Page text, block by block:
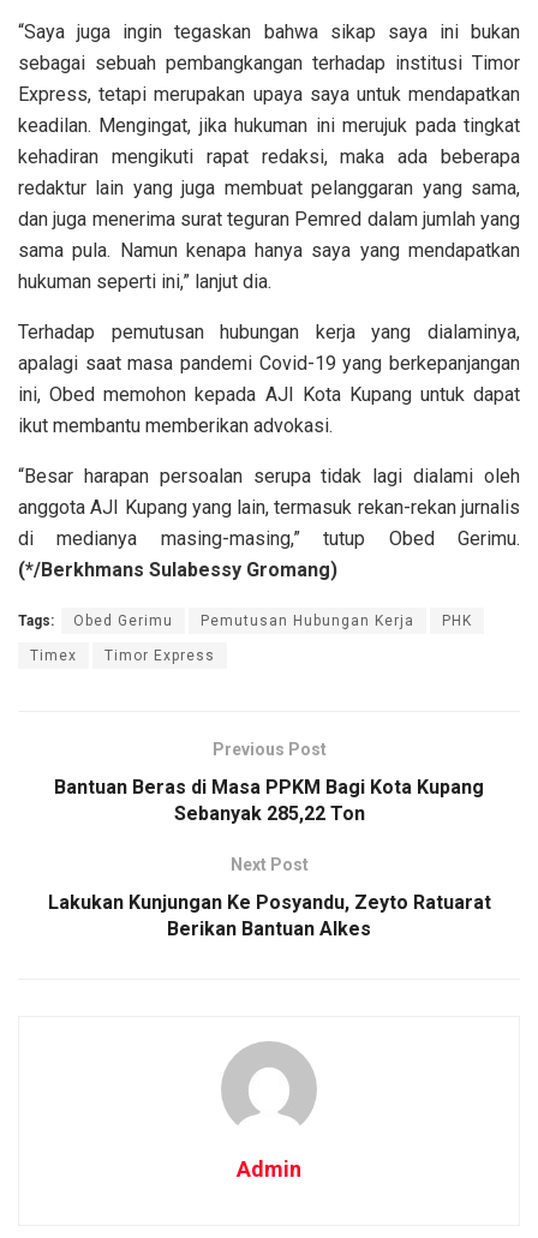
“Saya juga ingin tegaskan bahwa sikap saya ini bukan
sebagai sebuah pembangkangan terhadap institusi Timor
Express, tetapi merupakan upaya saya untuk mendapatkan
keadilan. Mengingat, jika hukuman ini merujuk pada tingkat
kehadiran mengikuti rapat redaksi, maka ada beberapa
redaktur lain yang juga membuat pelanggaran yang sama,
dan juga menerima surat teguran Pemred dalam jumlah yang
sama pula. Namun kenapa hanya saya yang mendapatkan
hukuman seperti ini,” lanjut dia.
Terhadap pemutusan hubungan kerja yang dialaminya,
apalagi saat masa pandemi Covid-19 yang berkepanjangan
ini, Obed memohon kepada AJI Kota Kupang untuk dapat
ikut membantu memberikan advokasi.
“Besar harapan persoalan serupa tidak lagi dialami oleh
anggota AJI Kupang yang lain, termasuk rekan-rekan jurnalis
di medianya masing-masing,” tutup Obed Gerimu.
(*/Berkhmans Sulabessy Gromang)
Tags: Obed Gerimu Pemutusan Hubungan Kerja PHK
Timex Timor Express
Previous Post
Bantuan Beras di Masa PPKM Bagi Kota Kupang
Sebanyak 285,22 Ton
Next Post
Lakukan Kunjungan Ke Posyandu, Zeyto Ratuarat
Berikan Bantuan Alkes
Admin